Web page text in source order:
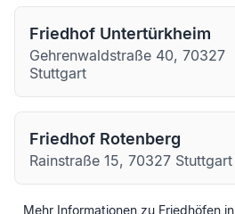
Friedhof Untertürkheim
Gehrenwaldstraße 40, 70327
Stuttgart
Friedhof Rotenberg
Rainstraße 15, 70327 Stuttgart
Mehr Informationen zu Friedhöfen in